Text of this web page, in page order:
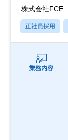
株式会社FCE
正社員採用
業務内容